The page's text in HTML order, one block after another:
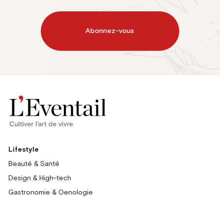
Abonnez-vous
Lifestyle
Beauté & Santé
Design & High-tech
Gastronomie & Oenologie